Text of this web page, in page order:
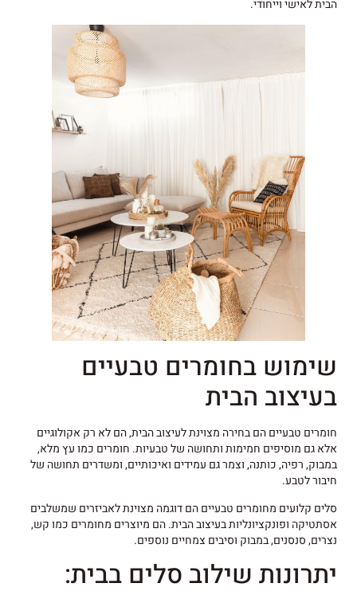
הבית לאישי וייחודי.
שימוש בחומרים טבעיים
בעיצוב הבית
חומרים טבעיים הם בחירה מצוינת לעיצוב הבית, הם לא רק אקולוגיים
אלא גם מוסיפים חמימות ותחושה של טבעיות. חומרים כמו עץ מלא,
במבוק, רפיה, כותנה, וצמר גם עמידים ואיכותיים, ומשדרים תחושה של
חיבור לטבע.
סלים קלועים מחומרים טבעיים הם דוגמה מצוינת לאביזרים שמשלבים
אסתטיקה ופונקציונליות בעיצוב הבית. הם מיוצרים מחומרים כמו קש,
נצרים, סנסנים, במבוק וסיבים צמחיים נוספים.
יתרונות שילוב סלים בבית: